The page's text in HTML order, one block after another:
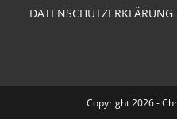
DATENSCHUTZERKLÄRUNG
Copyright 2026 -